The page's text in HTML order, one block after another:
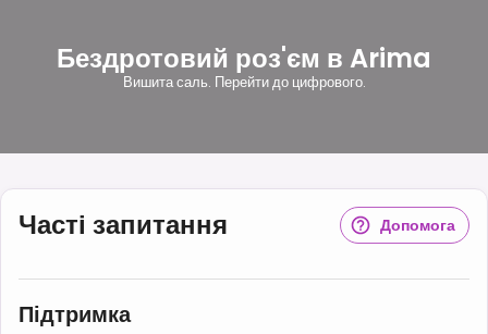
Бездротовий роз'єм в Arima
Вишита саль. Перейти до цифрового.
Часті запитання Допомога
Підтримка